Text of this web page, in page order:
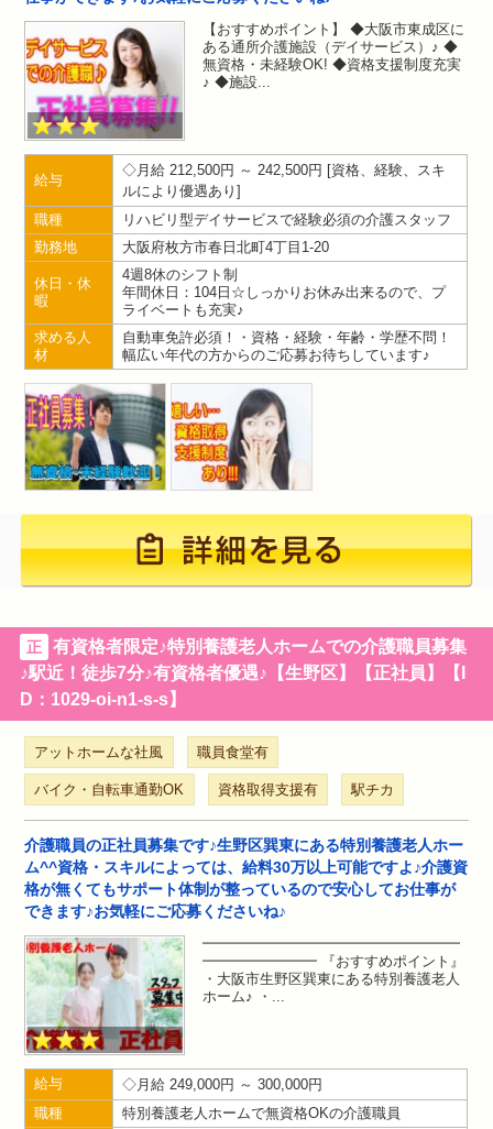
【おすすめポイント】 ◆大阪市東成区に
ある通所介護施設（デイサービス）♪ ◆
無資格・未経験OK! ◆資格支援制度充実
♪ ◆施設
給与
月給 212,500円 ～ 242,500円
資格、経験、スキ
ルにより優遇あり
職種
リハビリ型デイサービスで経験必須の介護スタッフ
勤務地
大阪府枚方市春日北町4丁目1-20
休日・休
暇
4週8休のシフト制
年間休日：104日☆しっかりお休み出来るので、プ
ライベートも充実♪
求める人
材
自動車免許必須！・資格・経験・年齢・学歴不問！
幅広い年代の方からのご応募お待ちしています♪
正
有資格者限定♪特別養護老人ホームでの介護職員募集
♪駅近！徒歩7分♪有資格者優遇♪【生野区】【正社員】【I
D：1029-oi-n1-s-s】
アットホームな社風 職員食堂有
バイク・自転車通勤OK 資格取得支援有 駅チカ
介護職員の正社員募集です♪生野区巽東にある特別養護老人ホー
ム^^資格・スキルによっては、給料30万以上可能ですよ♪介護資
格が無くてもサポート体制が整っているので安心してお仕事が
できます♪お気軽にご応募くださいね♪
━━━━━━━━━━━━━━━━━━
━━━━━━━━ 『おすすめポイント』
・大阪市生野区巽東にある特別養護老人
ホーム♪ ・
給与
月給 249,000円 ～ 300,000円
職種
特別養護老人ホームで無資格OKの介護職員